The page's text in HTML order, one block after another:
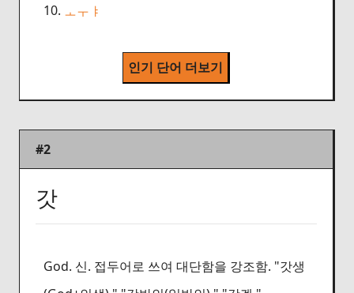
10. ㅗㅜㅑ
인기 단어 더보기
#2
갓
God. 신. 접두어로 쓰여 대단함을 강조함. "갓생